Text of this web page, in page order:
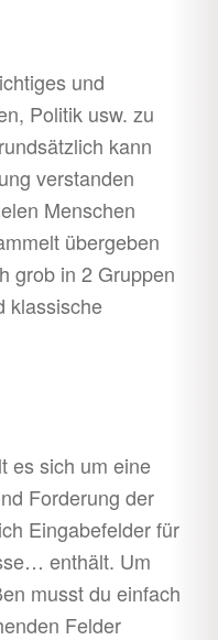
öffnen
und
Politik usw. zu
kann
verstanden
Menschen
übergeben
grob in 2 Gruppen
klassische
es sich um eine
Forderung der
Eingabefelder für
enthält. Um
musst du einfach
Felder